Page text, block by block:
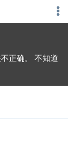
正确。 不知道